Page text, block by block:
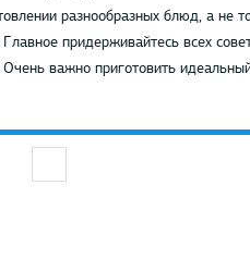
разнообразных блюд, а не
придерживайтесь всех
Очень важно приготовить